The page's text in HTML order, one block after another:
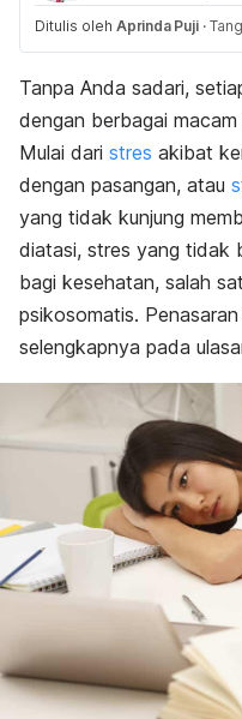
Ditulis oleh Aprinda Puji ·
Tanpa Anda sadari,
dengan berbagai
Mulai dari stres akibat
dengan pasangan, atau
yang tidak kunjung
diatasi, stres yang tidak
bagi kesehatan, salah
psikosomatis.
selengkapnya pada